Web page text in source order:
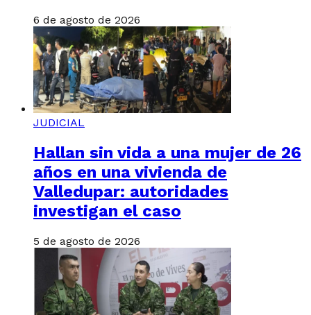
6 de agosto de 2026
JUDICIAL
Hallan sin vida a una mujer de 26
años en una vivienda de
Valledupar: autoridades
investigan el caso
5 de agosto de 2026